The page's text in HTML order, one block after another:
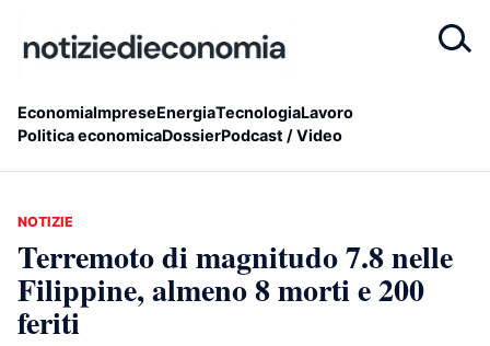
EconomiaImpreseEnergiaTecnologiaLavoro
Politica economicaDossierPodcast / Video
NOTIZIE
Terremoto di magnitudo 7.8 nelle
Filippine, almeno 8 morti e 200
feriti